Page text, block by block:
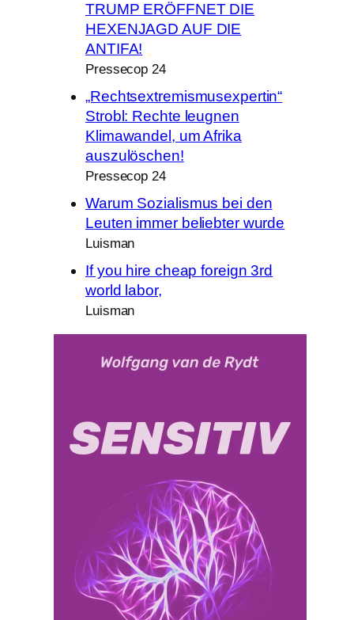
TRUMP ERÖFFNET DIE
HEXENJAGD AUF DIE
ANTIFA!
Pressecop 24
„Rechtsextremismusexpertin“
Strobl: Rechte leugnen
Klimawandel, um Afrika
auszulöschen!
Pressecop 24
Warum Sozialismus bei den
Leuten immer beliebter wurde
Luisman
If you hire cheap foreign 3rd
world labor,
Luisman